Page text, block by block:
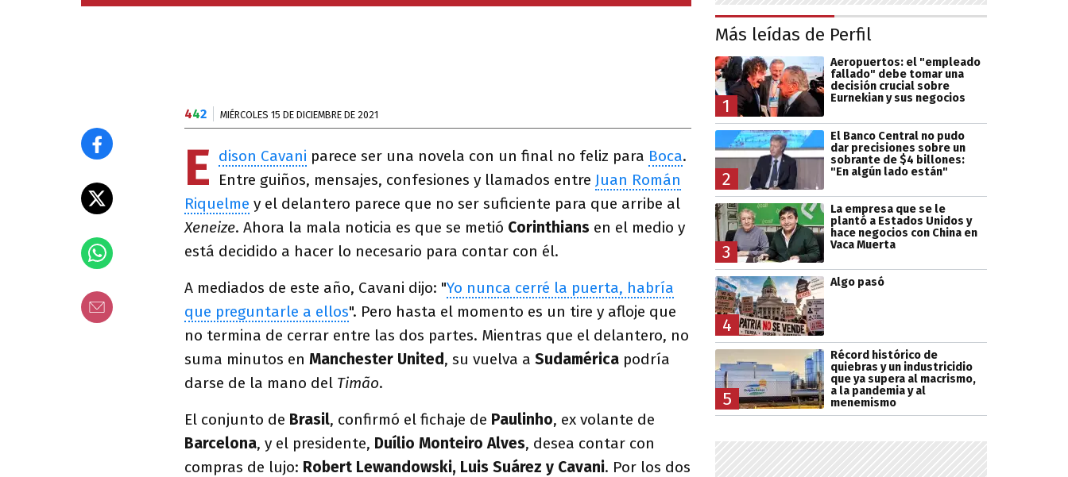
442 MIÉRCOLES 15 DE DICIEMBRE DE 2021
E dison Cavani parece ser una novela con un final no feliz para Boca.
Entre guiños, mensajes, confesiones y llamados entre Juan Román
Riquelme y el delantero parece que no ser suficiente para que arribe al
Xeneize. Ahora la mala noticia es que se metió Corinthians en el medio y
está decidido a hacer lo necesario para contar con él.
A mediados de este año, Cavani dijo: "Yo nunca cerré la puerta, habría
que preguntarle a ellos". Pero hasta el momento es un tire y afloje que
no termina de cerrar entre las dos partes. Mientras que el delantero, no
suma minutos en Manchester United, su vuelva a Sudamérica podría
darse de la mano del Timão.
El conjunto de Brasil, confirmó el fichaje de Paulinho, ex volante de
Barcelona, y el presidente, Duílio Monteiro Alves, desea contar con
compras de lujo: Robert Lewandowski, Luis Suárez y Cavani. Por los dos
Más leídas de Perfil
1
Aeropuertos: el "empleado
fallado" debe tomar una
decisión crucial sobre
Eurnekian y sus negocios
2
El Banco Central no pudo
dar precisiones sobre un
sobrante de $4 billones:
"En algún lado están"
3
La empresa que se le
plantó a Estados Unidos y
hace negocios con China en
Vaca Muerta
4
Algo pasó
5
Récord histórico de
quiebras y un industricidio
que ya supera al macrismo,
a la pandemia y al
menemismo